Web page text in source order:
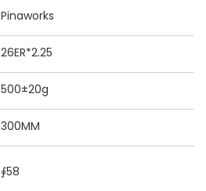
Pinaworks
26ER*2.25
500±20g
300MM
∮58